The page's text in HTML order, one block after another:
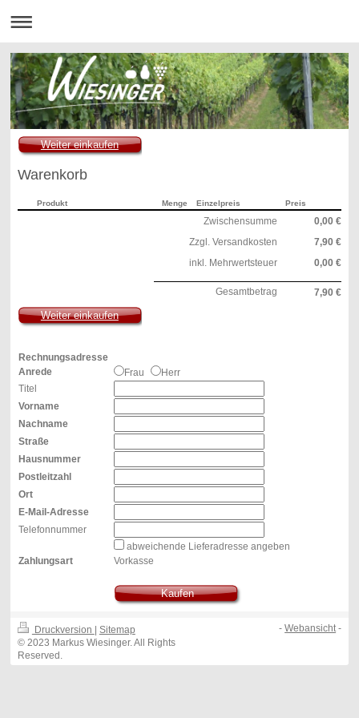
Weiter einkaufen
Warenkorb
Produkt Menge Einzelpreis Preis
Zwischensumme
0,00 €
Zzgl. Versandkosten
7,90 €
inkl. Mehrwertsteuer
0,00 €
Gesamtbetrag 7,90 €
Weiter einkaufen
Rechnungsadresse
Anrede
Frau
Herr
Titel
Vorname
Nachname
Straße
Hausnummer
Postleitzahl
Ort
E-Mail-Adresse
Telefonnummer
abweichende Lieferadresse angeben
Zahlungsart
Vorkasse
Kaufen
Druckversion | Sitemap
© 2023 Markus Wiesinger. All Rights
Reserved.
-Webansicht -